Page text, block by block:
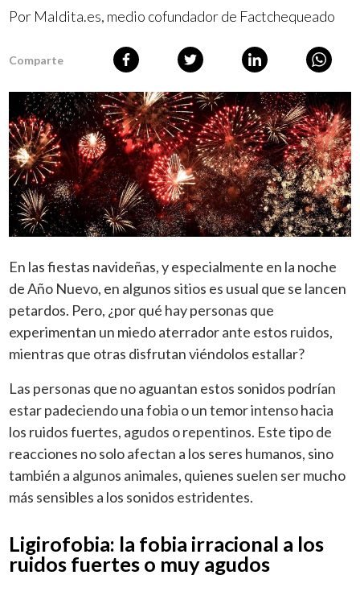
Por Maldita.es, medio cofundador de Factchequeado
Comparte
En las fiestas navideñas, y especialmente en la noche
de Año Nuevo, en algunos sitios es usual que se lancen
petardos. Pero, ¿por qué hay personas que
experimentan un miedo aterrador ante estos ruidos,
mientras que otras disfrutan viéndolos estallar?
Las personas que no aguantan estos sonidos podrían
estar padeciendo una fobia o un temor intenso hacia
los ruidos fuertes, agudos o repentinos. Este tipo de
reacciones no solo afectan a los seres humanos, sino
también a algunos animales, quienes suelen ser mucho
más sensibles a los sonidos estridentes.
Ligirofobia: la fobia irracional a los
ruidos fuertes o muy agudos